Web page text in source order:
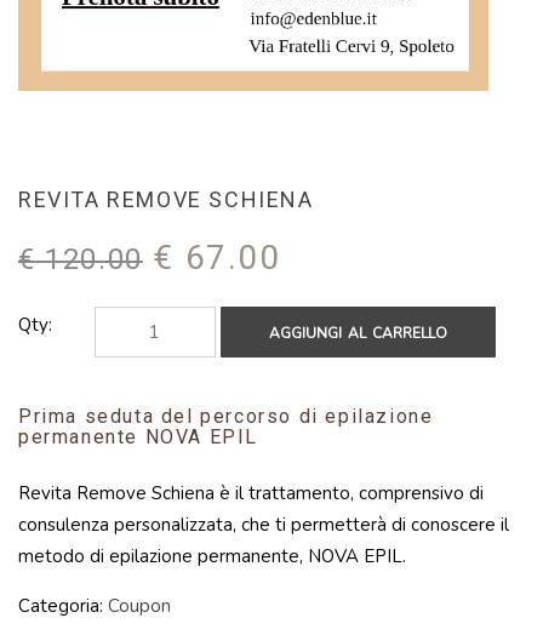
REVITA REMOVE SCHIENA
€120.00 Il
originale
era:
€ 67.00
attuale
è:
Qty: AGGIUNGI AL CARRELLO
Prima seduta del percorso di epilazione
permanente NOVA EPIL
Revita Remove Schiena è il trattamento, comprensivo di
consulenza personalizzata, che ti permetterà di conoscere il
metodo di epilazione permanente, NOVA EPIL.
Categoria: Coupon